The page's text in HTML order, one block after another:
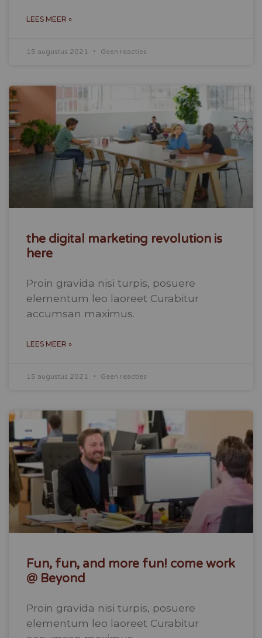
LEES MEER »
15 augustus 2021 Geen reacties
the digital marketing revolution is
here
Proin gravida nisi turpis, posuere
elementum leo laoreet Curabitur
accumsan maximus.
LEES MEER »
15 augustus 2021 Geen reacties
Fun, fun, and more fun! come work
@ Beyond
Proin gravida nisi turpis, posuere
elementum leo laoreet Curabitur